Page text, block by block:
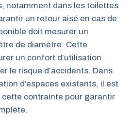
notamment dans les toilettes
un retour aisé en cas de
doit mesurer un
de diamètre. Cette
un confort d’utilisation
le risque d’accidents. Dans
d’espaces existants, il est
cette contrainte pour garantir